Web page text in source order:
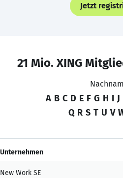
Jetzt
21 Mio. XING
A B C D E F G H I J
Q R S T U V
Unternehmen
New Work SE